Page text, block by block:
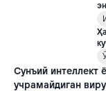
Кремлда ворислик
Сунъий интеллект
учрамайдиган